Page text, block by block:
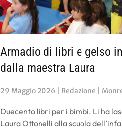
Armadio di libri e gelso
dalla maestra Laura
29 Maggio 2026 | Redazione |
Duecento libri per i bimbi. Li ha
Laura Ottonelli alla scuola